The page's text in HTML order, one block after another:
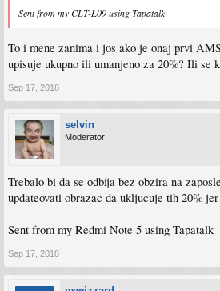
Sent from my CLT-L09 using Tapatalk
To i mene zanima i jos ako je onaj prvi
upisuje ukupno ili umanjeno za 20%? Ili se
Sep 17, 2018
selvin
Moderator
Trebalo bi da se odbija bez obzira na
updateovati obrazac da ukljucuje tih 20%
Sent from my Redmi Note 5 using Tapatalk
Sep 17, 2018